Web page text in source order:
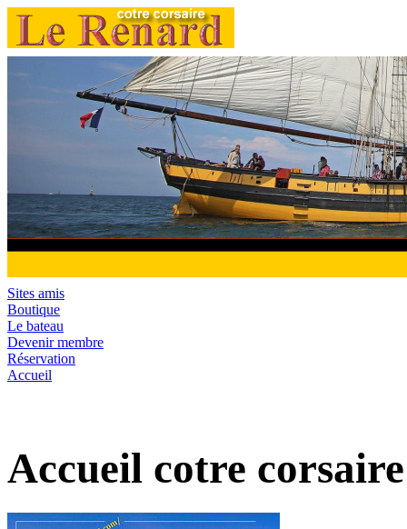
Sites amis
Boutique
Le bateau
Devenir membre
Réservation
Accueil
Accueil cotre